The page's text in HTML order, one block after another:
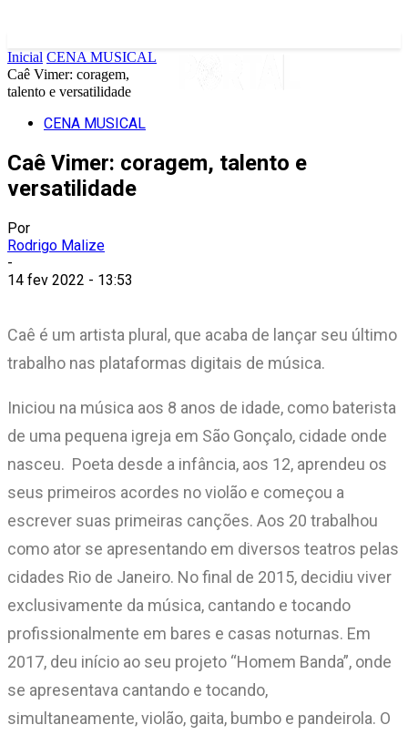
Inicial CENA MUSICAL
Caê Vimer: coragem,
talento e versatilidade
CENA MUSICAL
Caê Vimer: coragem, talento e
versatilidade
Por
Rodrigo Malize
-
14 fev 2022 - 13:53
Caê é um artista plural, que acaba de lançar seu último
trabalho nas plataformas digitais de música.
Iniciou na música aos 8 anos de idade, como baterista
de uma pequena igreja em São Gonçalo, cidade onde
nasceu. Poeta desde a infância, aos 12, aprendeu os
seus primeiros acordes no violão e começou a
escrever suas primeiras canções. Aos 20 trabalhou
como ator se apresentando em diversos teatros pelas
cidades Rio de Janeiro. No final de 2015, decidiu viver
exclusivamente da música, cantando e tocando
profissionalmente em bares e casas noturnas. Em
2017, deu início ao seu projeto “Homem Banda”, onde
se apresentava cantando e tocando,
simultaneamente, violão, gaita, bumbo e pandeirola. O